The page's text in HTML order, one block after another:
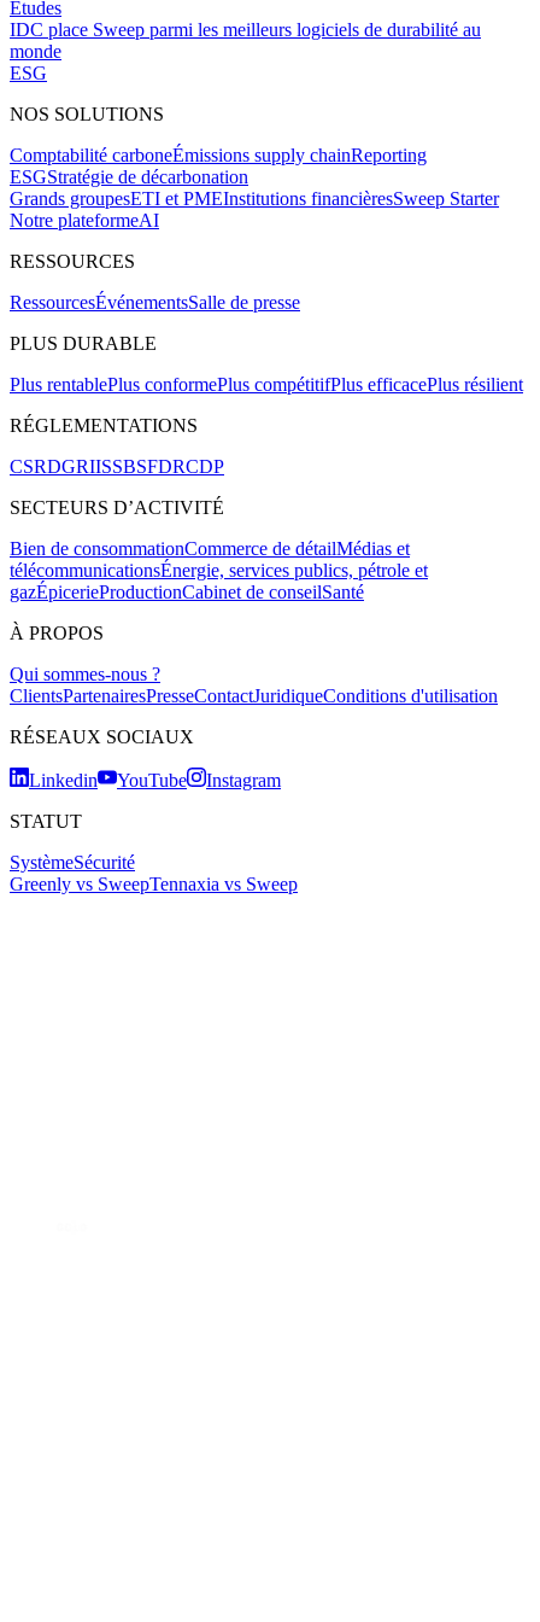
Études
IDC place Sweep parmi les meilleurs logiciels de durabilité au
monde
ESG
NOS SOLUTIONS
Comptabilité carboneÉmissions supply chainReporting
ESGStratégie de décarbonation
Grands groupesETI et PMEInstitutions financièresSweep Starter
Notre plateformeAI
RESSOURCES
RessourcesÉvénementsSalle de presse
PLUS DURABLE
Plus rentablePlus conformePlus compétitifPlus efficacePlus résilient
RÉGLEMENTATIONS
CSRDGRIISSBSFDRCDP
SECTEURS D’ACTIVITÉ
Bien de consommationCommerce de détailMédias et
télécommunicationsÉnergie, services publics, pétrole et
gazÉpicerieProductionCabinet de conseilSanté
À PROPOS
Qui sommes-nous ?
ClientsPartenairesPresseContactJuridiqueConditions d'utilisation
RÉSEAUX SOCIAUX
Linkedin YouTube
Instagram
STATUT
SystèmeSécurité
Greenly vs SweepTennaxia vs Sweep